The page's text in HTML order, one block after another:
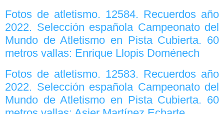
Fotos de atletismo. 12584. Recuerdos año
2022. Selección española Campeonato del
Mundo de Atletismo en Pista Cubierta. 60
metros vallas: Enrique Llopis Doménech
Fotos de atletismo. 12583. Recuerdos año
2022. Selección española Campeonato del
Mundo de Atletismo en Pista Cubierta. 60